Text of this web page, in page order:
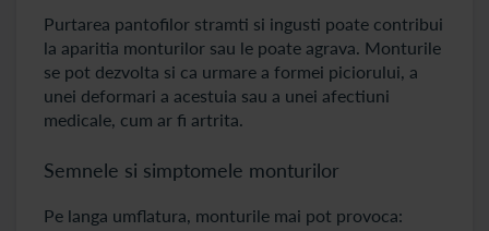
Purtarea pantofilor stramti si ingusti poate contribui
la aparitia monturilor sau le poate agrava. Monturile
se pot dezvolta si ca urmare a formei piciorului, a
unei deformari a acestuia sau a unei afectiuni
medicale, cum ar fi artrita.
Semnele si simptomele monturilor
Pe langa umflatura, monturile mai pot provoca: